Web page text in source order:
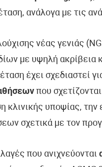
ανάλογα με τις
νέας γενιάς
με υψηλή ακρίβεια
έχει σχεδιαστεί
που
κλινικής υποψίας,
σχετικά με τον
που ανιχνεύονται